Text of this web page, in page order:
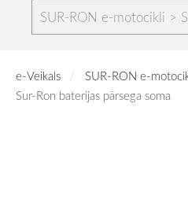
SUR-RON e-motocikli >
e-Veikals SUR-RON e-
Sur-Ron baterijas pārsega soma